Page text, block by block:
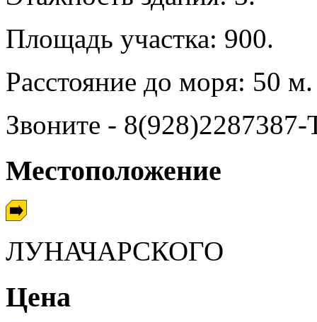
Площадь участка: 900.
Расстояние до моря: 50 м.
Звоните -
Местоположение
ЛУНАЧАРСКОГО
Цена